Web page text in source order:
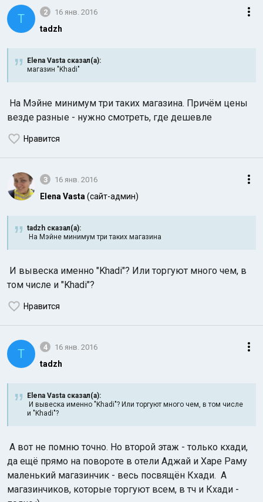
T 2 16 янв. 2016
tadzh
Elena Vasta сказал(а):
магазин "Khadi"
На Мэйне минимум три таких магазина. Причём цены
везде разные - нужно смотреть, где дешевле
Нравится
3 16 янв. 2016
Elena Vasta (сайт-админ)
tadzh сказал(а):
На Мэйне минимум три таких магазина
И вывеска именно "Khadi"? Или торгуют много чем, в
том числе и "Khadi"?
Нравится
T 4 16 янв. 2016
tadzh
Elena Vasta сказал(а):
И вывеска именно "Khadi"? Или торгуют много чем, в том числе
и "Khadi"?
А вот не помню точно. Но второй этаж - только кхади,
да ещё прямо на повороте в отели Аджай и Харе Раму
маленький магазинчик - весь посвящён Кхади. А
магазинчиков, которые торгуют всем, в тч и Кхади -